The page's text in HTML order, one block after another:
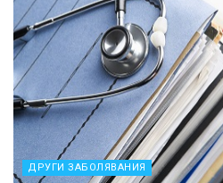
ДРУГИ ЗАБОЛЯВАНИЯ